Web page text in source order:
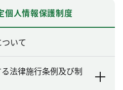
個人情報保護制度
いて
法律施行条例及び制